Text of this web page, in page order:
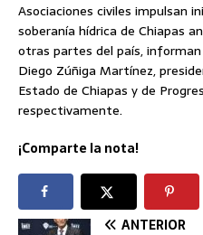
Asociaciones civiles impulsan
soberanía hídrica de Chiapas
otras partes del país, informan
Diego Zúñiga Martínez,
Estado de Chiapas y de
respectivamente.
¡Comparte la nota!
ANTERIOR